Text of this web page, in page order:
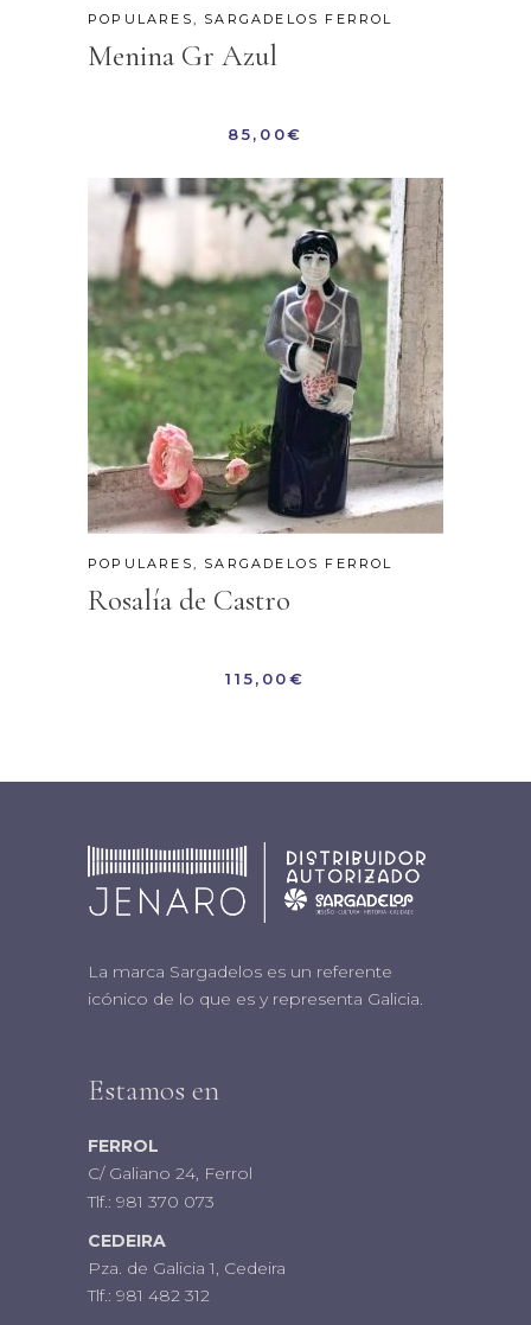
POPULARES, SARGADELOS FERROL
Menina Gr Azul
85,00€
POPULARES, SARGADELOS FERROL
Rosalía de Castro
115,00€
La marca Sargadelos es un referente
icónico de lo que es y representa Galicia.
Estamos en
FERROL
C/ Galiano 24, Ferrol
Tlf.: 981 370 073
CEDEIRA
Pza. de Galicia 1, Cedeira
Tlf.: 981 482 312